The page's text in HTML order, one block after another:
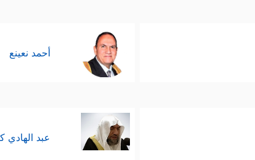
أحمد نعينع
عبد الهادي